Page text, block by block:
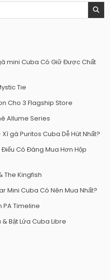
mini Cuba Có Giữ Được Chất
Tie
Cho 3 Flagship Store
Allume Series
gà Puritos Cuba Dễ Hút Nhất?
Có Đáng Mua Hơn Hộp
The Kingfish
Mini Cuba Có Nên Mua Nhất?
PA Timeline
Bật Lửa Cuba Libre